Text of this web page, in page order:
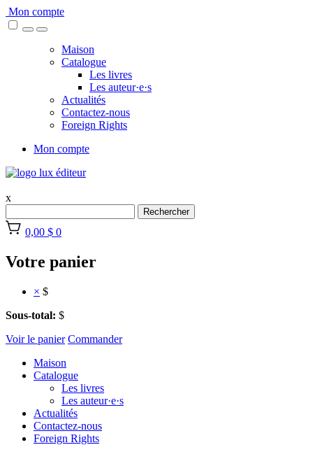
Skip
to
Mon compte
Maison
Catalogue
Les livres
Les auteur·e·s
Actualités
Contactez-nous
Foreign Rights
Mon compte
x
Rechercher
0,00 $ 0
Votre panier
× $
Sous-total: $
Voir le panier Commander
Maison
Catalogue
Les livres
Les auteur·e·s
Actualités
Contactez-nous
Foreign Rights